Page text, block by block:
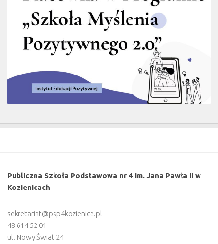
Publiczna Szkoła Podstawowa nr 4 im. Jana Pawła II w
Kozienicach
sekretariat@psp4kozienice.pl
48 614 52 01
ul. Nowy Świat 24